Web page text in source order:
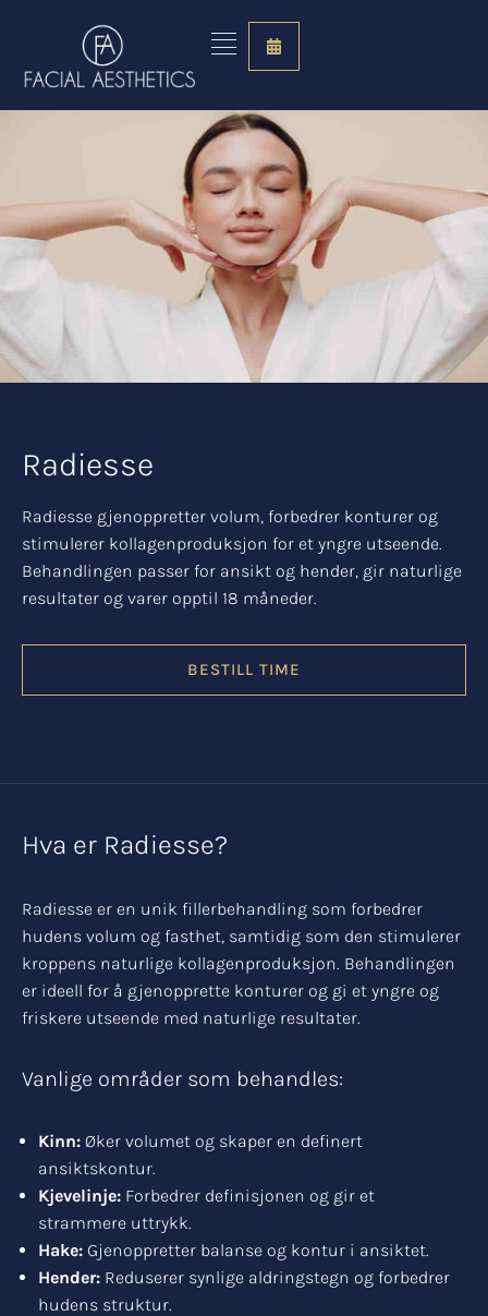
til
innholdet
Radiesse
Radiesse gjenoppretter volum, forbedrer konturer og
stimulerer kollagenproduksjon for et yngre utseende.
Behandlingen passer for ansikt og hender, gir naturlige
resultater og varer opptil 18 måneder.
BESTILL TIME
Hva er Radiesse?
Radiesse er en unik fillerbehandling som forbedrer
hudens volum og fasthet, samtidig som den stimulerer
kroppens naturlige kollagenproduksjon. Behandlingen
er ideell for å gjenopprette konturer og gi et yngre og
friskere utseende med naturlige resultater.
Vanlige områder som behandles:
Kinn: Øker volumet og skaper en definert
ansiktskontur.
Kjevelinje: Forbedrer definisjonen og gir et
strammere uttrykk.
Hake: Gjenoppretter balanse og kontur i ansiktet.
Hender: Reduserer synlige aldringstegn og forbedrer
hudens struktur.